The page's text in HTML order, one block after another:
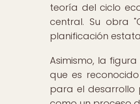
teoría del ciclo
central. Su obra
planificación
Asimismo, la
que es
para el desarrollo